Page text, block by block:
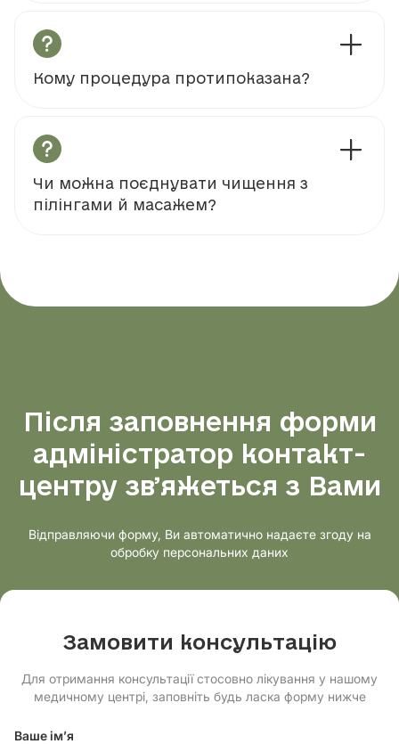
Кому процедура протипоказана?
Чи можна поєднувати чищення з
пілінгами й масажем?
Після заповнення форми
адміністратор контакт-
центру звʼяжеться з Вами
Відправляючи форму, Ви автоматично надаєте згоду на
обробку персональних даних
Замовити консультацію
Для отримання консультації стосовно лікування у нашому
медичному центрі, заповніть будь ласка форму нижче
Ваше ім’я